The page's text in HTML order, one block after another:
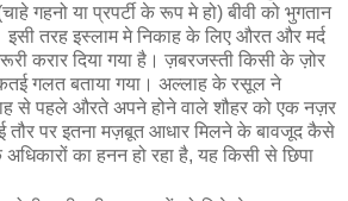
गहनो या प्रपर्टी के रूप मे हो) बीवी को भुगतान
तरह इस्लाम मे निकाह के लिए औरत और मर्द
करार दिया गया है। ज़बरजस्ती किसी के ज़ोर
कतई गलत बताया गया। अल्लाह के रसूल ने
से पहले औरते अपने होने वाले शौहर को एक नज़र
पर इतना मज़बूत आधार मिलने के बावजूद कैसे
का हनन हो रहा है, यह किसी से छिपा